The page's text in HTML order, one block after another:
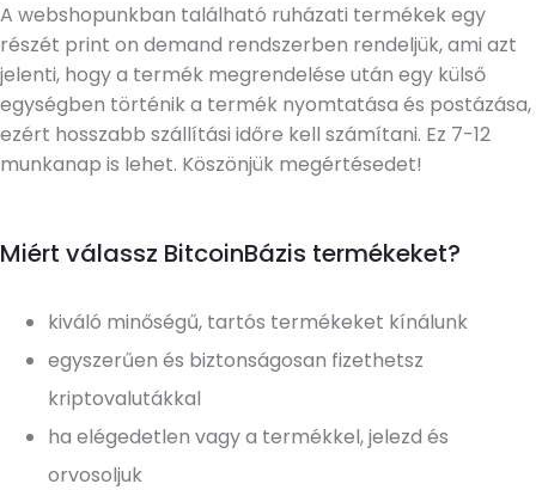
A webshopunkban található ruházati termékek egy
részét print on demand rendszerben rendeljük, ami azt
jelenti, hogy a termék megrendelése után egy külső
egységben történik a termék nyomtatása és postázása,
ezért hosszabb szállítási időre kell számítani. Ez 7-12
munkanap is lehet. Köszönjük megértésedet!
Miért válassz BitcoinBázis termékeket?
kiváló minőségű, tartós termékeket kínálunk
egyszerűen és biztonságosan fizethetsz
kriptovalutákkal
ha elégedetlen vagy a termékkel, jelezd és
orvosoljuk